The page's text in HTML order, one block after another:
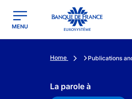
Banque de France - Menu Principal
MENU
Home Publications
La parole à